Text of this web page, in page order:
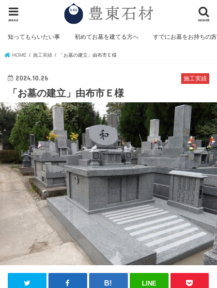
search
menu
知ってもらいたい事 初めてお墓を建てる方へ すでにお墓をお持ちの
HOME 施工実績 「お墓の建立」由布市Ｅ様
施工実績
2024.10.26
「お墓の建立」由布市Ｅ様
LINE